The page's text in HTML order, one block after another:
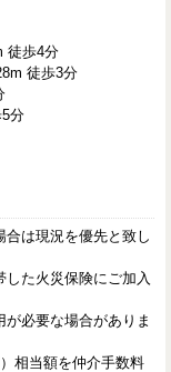
徒歩4分
徒歩3分
分
は現況を優先と致し
た火災保険にご加入
必要な場合がありま
相当額を仲介手数料